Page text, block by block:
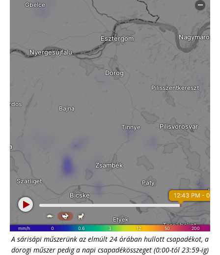
A sárisápi műszerünk az elmúlt 24 órában hullott csapadékot, a
dorogi műszer pedig a napi csapadékösszeget (0:00-tól 23:59-ig)